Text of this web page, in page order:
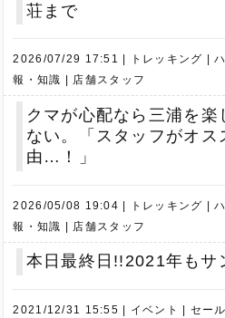
荘まで
2026/07/29 17:51 トレッキング
報・知識
店舗スタッフ
クマが心配なら三浦を楽
ない。「スタッフがオス
由…！」
2026/05/08 19:04 トレッキング
報・知識
店舗スタッフ
本日最終日!!2021年もサ
2021/12/31 15:55 イベント
セー